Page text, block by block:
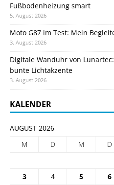
Fußbodenheizung smart
5. August 2026
Moto G87 im Test: Mein
3. August 2026
Digitale Wanduhr von
bunte Lichtakzente
3. August 2026
KALENDER
AUGUST 2026
M
D M D
3
4 5 6